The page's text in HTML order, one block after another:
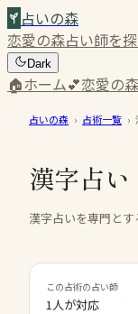
占いの森
恋愛の森占い師を
Dark
🏠ホーム💕恋愛の森
占いの森 › 占術一覧 ›
漢字占い
漢字占いを専門とす
この占術の占い師
1人が対応